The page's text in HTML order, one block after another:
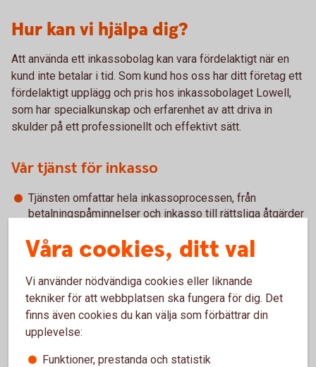
Hur kan vi hjälpa dig?
Att använda ett inkassobolag kan vara fördelaktigt när en
kund inte betalar i tid. Som kund hos oss har ditt företag ett
fördelaktigt upplägg och pris hos inkassobolaget Lowell,
som har specialkunskap och erfarenhet av att driva in
skulder på ett professionellt och effektivt sätt.
Vår tjänst för inkasso
Tjänsten omfattar hela inkassoprocessen, från
betalningspåminnelser och inkasso till rättsliga åtgärder
Med hjälp av individuella lösningar som passar kunden
betalas fakturorna snabbare.
Med ett enkelt webbverktyg får du och ditt företag
tillgång till rapporter på detaljnivå och kan
ha direktkontakt med en rådgivare om du behöver hjälp.
Våra cookies, ditt val
Vi använder nödvändiga cookies eller liknande
tekniker för att webbplatsen ska fungera för dig. Det
finns även cookies du kan välja som förbättrar din
upplevelse:
Funktioner, prestanda och statistik